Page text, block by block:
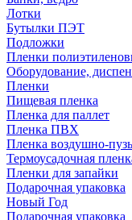
Лотки
Бутылки ПЭТ
Подложки
Пленки
Оборудование,
Пленки
Пищевая пленка
Пленка для паллет
Пленка ПВХ
Пленка воздушно-
Термоусадочная
Пленки для запайки
Подарочная упаковка
Новый Год
Подарочная упаковка